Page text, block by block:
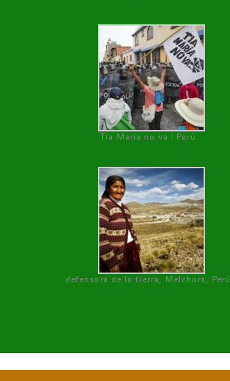
Tía María no va ! Perú
defensora de la tierra, Melchora, Perú